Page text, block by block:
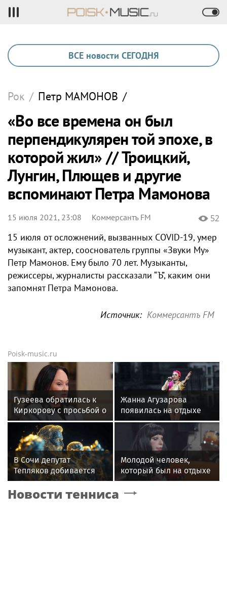
ВСЕ новости СЕГОДНЯ
Рок / Петр МАМОНОВ /
«Во все времена он был
перпендикулярен той эпохе, в
которой жил» // Троицкий,
Лунгин, Плющев и другие
вспоминают Петра Мамонова
15 июля 2021, 23:08 Коммерсантъ FM 52
15 июля от осложнений, вызванных COVID-19, умер
музыкант, актер, сооснователь группы «Звуки Му»
Петр Мамонов. Ему было 70 лет. Музыканты,
режиссеры, журналисты рассказали “Ъ”, каким они
запомнят Петра Мамонова.
Источник: Коммерсантъ FM
Poisk-music.ru
Гузеева обратилась к
Киркорову с просьбой о
помощи собакам в
Болгарии
Жанна Агузарова
появилась на отдыхе
с 22-летним
фотографом
В Сочи депутат
Тепляков добивается
изменений в Генплан
для нового детсада
Молодой человек,
который был на отдыхе
с Агузаровой, опроверг
роман с певицей
Новости тенниса